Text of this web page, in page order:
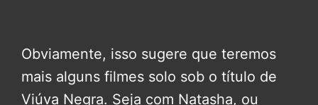
Obviamente, isso sugere que teremos
mais alguns filmes solo sob o título de
Viúva Negra. Seja com Natasha, ou